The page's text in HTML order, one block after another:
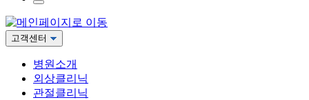
고객센터
병원소개
외상클리닉
관절클리닉